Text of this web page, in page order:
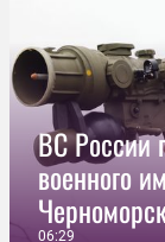
ВС России
военного
06:29